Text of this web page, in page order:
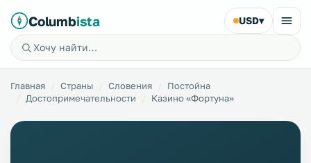
Columbista USD▾
Главная Страны Словения
Постойна
Достопримечательности
Казино «Фортуна»